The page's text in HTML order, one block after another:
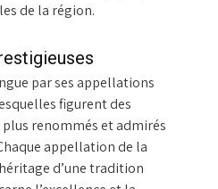
de la région.
par ses appellations
figurent des
renommés et admirés
appellation de la
d’une tradition